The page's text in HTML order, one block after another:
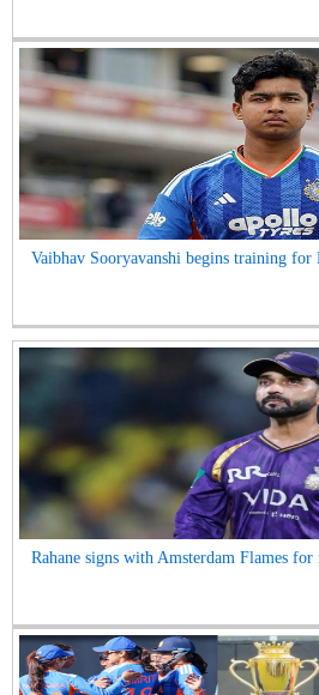
Vaibhav Sooryavanshi begins training for
Rahane signs with Amsterdam Flames